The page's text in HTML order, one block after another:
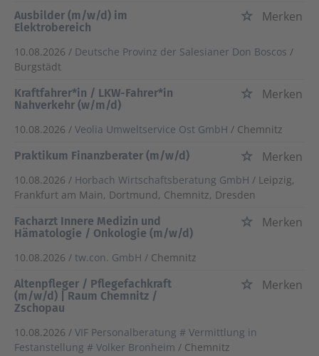
Ausbilder (m/w/d) im
Elektrobereich
Merken
10.08.2026 / Deutsche Provinz der Salesianer Don Boscos /
Burgstädt
Kraftfahrer*in / LKW-Fahrer*in
Nahverkehr (w/m/d)
Merken
10.08.2026 / Veolia Umweltservice Ost GmbH / Chemnitz
Praktikum Finanzberater (m/w/d)
Merken
10.08.2026 / Horbach Wirtschaftsberatung GmbH / Leipzig,
Frankfurt am Main, Dortmund, Chemnitz, Dresden
Facharzt Innere Medizin und
Hämatologie / Onkologie (m/w/d)
Merken
10.08.2026 / tw.con. GmbH / Chemnitz
Altenpfleger / Pflegefachkraft
(m/w/d) | Raum Chemnitz /
Zschopau
Merken
10.08.2026 / VIF Personalberatung # Vermittlung in
Festanstellung # Volker Bronheim / Chemnitz